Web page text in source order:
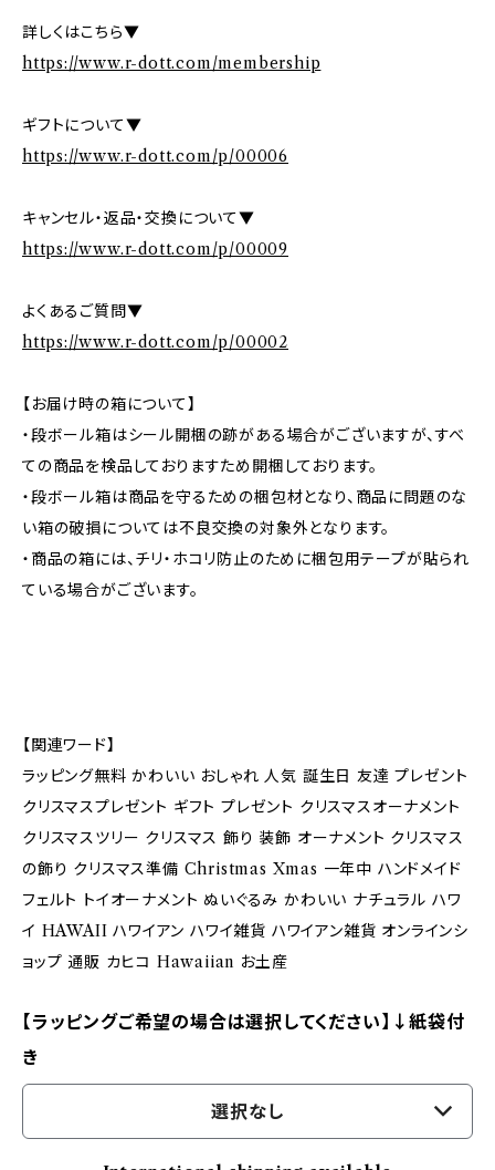
詳しくはこちら▼
https://www.r-dott.com/membership
ギフトについて▼
https://www.r-dott.com/p/00006
キャンセル・返品・交換について▼
https://www.r-dott.com/p/00009
よくあるご質問▼
https://www.r-dott.com/p/00002
【お届け時の箱について】
・段ボール箱はシール開梱の跡がある場合がございますが、すべ
ての商品を検品しておりますため開梱しております。
・段ボール箱は商品を守るための梱包材となり、商品に問題のな
い箱の破損については不良交換の対象外となります。
・商品の箱には、チリ・ホコリ防止のために梱包用テープが貼られ
ている場合がございます。
【関連ワード】
ラッピング無料 かわいい おしゃれ 人気 誕生日 友達 プレゼント
クリスマスプレゼント ギフト プレゼント クリスマスオーナメント
クリスマスツリー クリスマス 飾り 装飾 オーナメント クリスマス
の飾り クリスマス準備 Christmas Xmas 一年中 ハンドメイド
フェルト トイオーナメント ぬいぐるみ かわいい ナチュラル ハワ
イ HAWAII ハワイアン ハワイ雑貨 ハワイアン雑貨 オンラインシ
ョップ 通販 カヒコ Hawaiian お土産
【ラッピングご希望の場合は選択してください】↓紙袋付
き
選択なし